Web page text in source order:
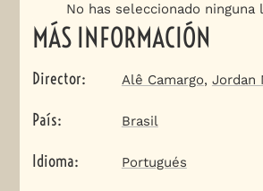
MÁS INFORMACIÓN
Director: Alê Camargo, Jordan
País: Brasil
Idioma: Portugués
No has seleccionado ninguna